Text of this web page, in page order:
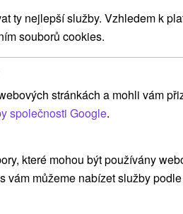
Ždiar
Od 1 Noci
a wellnessem. V ceně jsou tématické
živou hudbou, bezplatný minigolf a
biky.
ty nejlepší služby. Vzhledem k
souborů cookies.
stránkách a mohli vám
společnosti Google.
které mohou být používány
vám můžeme nabízet služby